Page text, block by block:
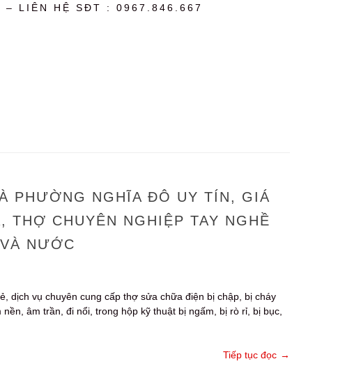
– LIÊN HỆ SĐT : 0967.846.667
PHƯỜNG NGHĨA ĐÔ UY TÍN, GIÁ
CHUYÊN NGHIỆP TAY NGHỀ
NƯỚC
vụ chuyên cung cấp thợ sửa chữa điện bị chập, bị cháy
âm trần, đi nổi, trong hộp kỹ thuật bị ngấm, bị rò rỉ, bị bục,
Tiếp tục đọc →